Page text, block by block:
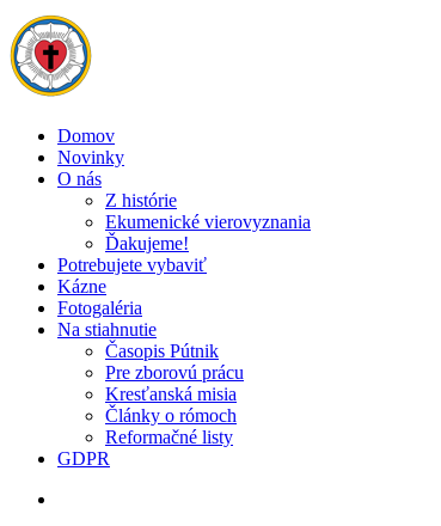
Domov
Novinky
O nás
Z histórie
Ekumenické vierovyznania
Ďakujeme!
Potrebujete vybaviť
Kázne
Fotogaléria
Na stiahnutie
Časopis Pútnik
Pre zborovú prácu
Kresťanská misia
Články o rómoch
Reformačné listy
GDPR